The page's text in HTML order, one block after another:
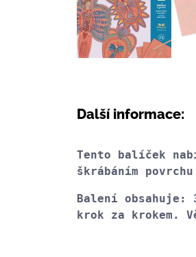
Další informace:
Tento balíček
škrábáním
Balení
krok za krokem.